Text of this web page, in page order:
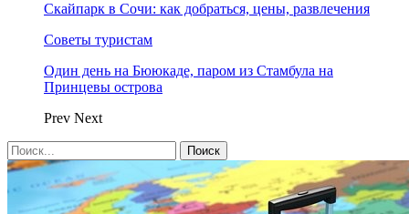
Скайпарк в Сочи: как добраться, цены, развлечения
Советы туристам
Один день на Бююкаде, паром из Стамбула на
Принцевы острова
Prev Next